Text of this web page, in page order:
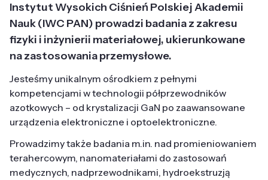
Instytut Wysokich Ciśnień Polskiej Akademii
Nauk (IWC PAN) prowadzi badania z zakresu
fizyki i inżynierii materiałowej, ukierunkowane
na zastosowania przemysłowe.
Jesteśmy unikalnym ośrodkiem z pełnymi
kompetencjami w technologii półprzewodników
azotkowych – od krystalizacji GaN po zaawansowane
urządzenia elektroniczne i optoelektroniczne.
Prowadzimy także badania m.in. nad promieniowaniem
terahercowym, nanomateriałami do zastosowań
medycznych, nadprzewodnikami, hydroekstruzją